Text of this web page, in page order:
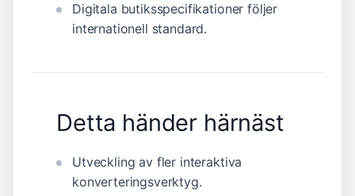
Digitala butiksspecifikationer följer
internationell standard.
Detta händer härnäst
Utveckling av fler interaktiva
konverteringsverktyg.